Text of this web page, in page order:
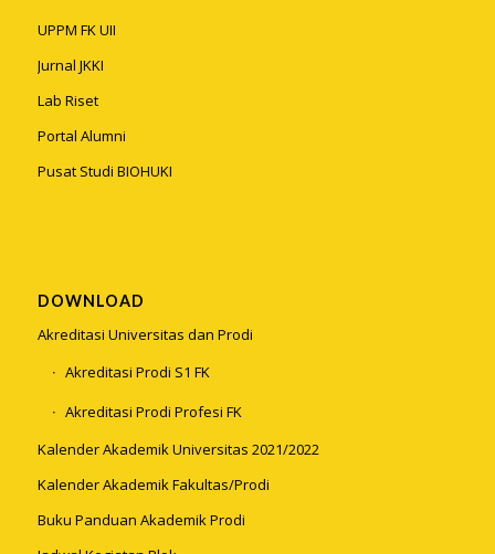
UPPM FK UII
Jurnal JKKI
Lab Riset
Portal Alumni
Pusat Studi BIOHUKI
DOWNLOAD
Akreditasi Universitas dan Prodi
Akreditasi Prodi S1 FK
Akreditasi Prodi Profesi FK
Kalender Akademik Universitas 2021/2022
Kalender Akademik Fakultas/Prodi
Buku Panduan Akademik Prodi